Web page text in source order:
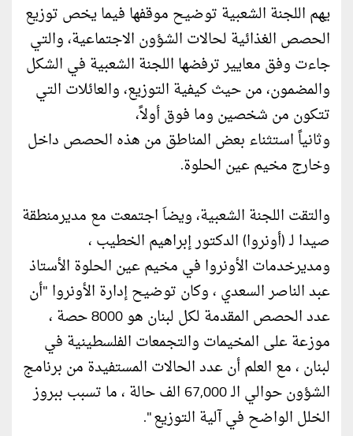
يهم اللجنة الشعبية توضيح موقفها فيما يخص توزيع
الحصص الغذائية لحالات الشؤون الاجتماعية، والتي
جاءت وفق معايير ترفضها اللجنة الشعبية في الشكل
والمضمون، من حيث كيفية التوزيع، والعائلات التي
تتكون من شخصين وما فوق أولاً،
وثانياً استثناء بعض المناطق من هذه الحصص داخل
وخارج مخيم عين الحلوة.
والتقت اللجنة الشعبية، ويضاَ اجتمعت مع مديرمنطقة
صيدا لـ (أونروا) الدكتور إبراهيم الخطيب ،
ومديرخدمات الأونروا في مخيم عين الحلوة الأستاذ
عبد الناصر السعدي ، وكان توضيح إدارة الأونروا "أن
عدد الحصص المقدمة لكل لبنان هو 8000 حصة ،
موزعة على المخيمات والتجمعات الفلسطينية في
لبنان ، مع العلم أن عدد الحالات المستفيدة من برنامج
الشؤون حوالي الـ 67,000 الف حالة ، ما تسبب ببروز
الخلل الواضح في آلية التوزيع ".